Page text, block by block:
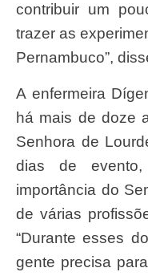
contribuir um
trazer as
Pernambuco”,
A enfermeira Dígena Maria Dias, que trabalha
há mais de doze
Senhora de
dias de
importância do
de várias
“Durante esses
gente precisa